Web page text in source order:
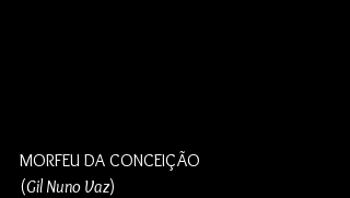
MORFEU DA CONCEIÇÃO
(Gil Nuno Vaz)